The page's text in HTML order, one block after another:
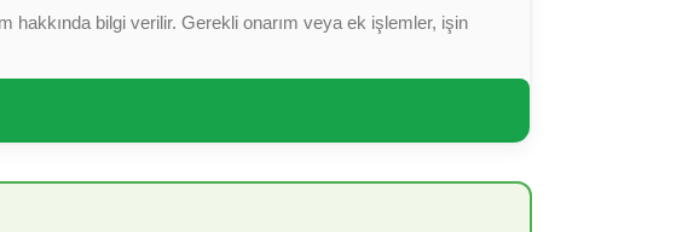
hakkında bilgi verilir. Gerekli onarım veya ek işlemler, işin